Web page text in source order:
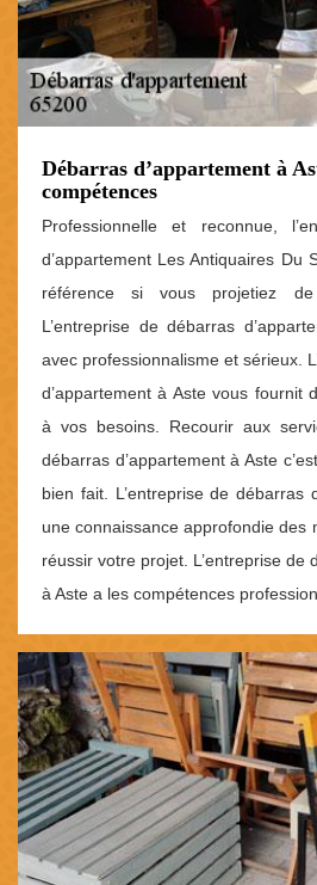
Débarras d’appartement à
compétences
Professionnelle et reconnue,
d’appartement Les Antiquaires Du
référence si vous projetiez
L’entreprise de débarras
avec professionnalisme et sérieux.
d’appartement à Aste vous fournit
à vos besoins. Recourir aux
débarras d’appartement à Aste
bien fait. L’entreprise de débarras
une connaissance approfondie des
réussir votre projet. L’entreprise de
à Aste a les compétences